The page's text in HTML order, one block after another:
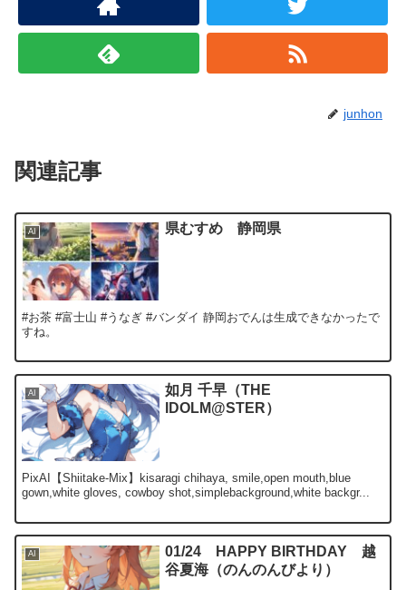
junhon
関連記事
AI 県むすめ 静岡県
#お茶 #富士山 #うなぎ #バンダイ 静岡おでんは生成できなかったで
すね。
AI
如月 千早（THE
IDOLM@STER）
PixAI【Shiitake-Mix】kisaragi chihaya, smile,open mouth,blue
gown,white gloves, cowboy shot,simplebackground,white backgr...
AI
01/24 HAPPY BIRTHDAY 越
谷夏海（のんのんびより）